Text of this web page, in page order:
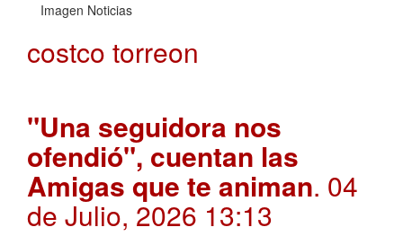
Imagen Noticias
costco torreon
"Una seguidora nos
ofendió", cuentan las
Amigas que te animan. 04
de Julio, 2026 13:13